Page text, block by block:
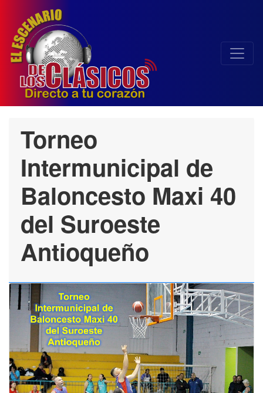
Torneo
Intermunicipal de
Baloncesto Maxi 40
del Suroeste
Antioqueño